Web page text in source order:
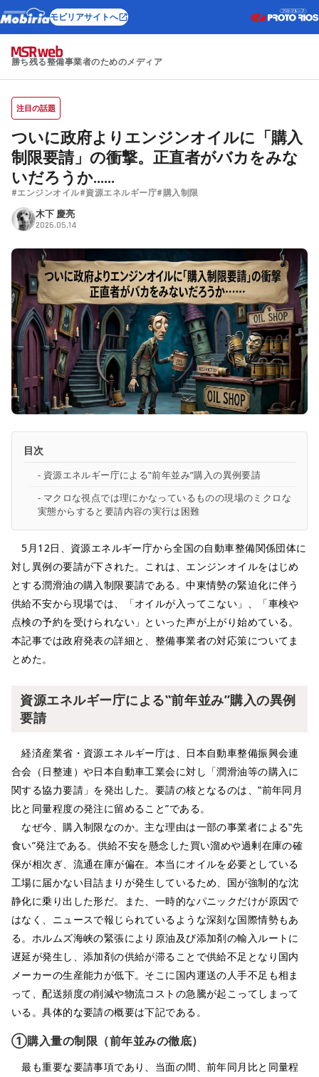
モビリアサイトへ
勝ち残る整備事業者のためのメディア
注目の話題
ついに政府よりエンジンオイルに「購入
制限要請」の衝撃。正直者がバカをみな
いだろうか……
#エンジンオイル#資源エネルギー庁#購入制限
木下 慶亮
2026.05.14
目次
資源エネルギー庁による‟前年並み”購入の異例要請
マクロな視点では理にかなっているものの現場のミクロな
実態からすると要請内容の実行は困難
5月12日、資源エネルギー庁から全国の自動車整備関係団体に
対し異例の要請が下された。これは、エンジンオイルをはじめ
とする潤滑油の購入制限要請である。中東情勢の緊迫化に伴う
供給不安から現場では、「オイルが入ってこない」、「車検や
点検の予約を受けられない」といった声が上がり始めている。
本記事では政府発表の詳細と、整備事業者の対応策についてま
とめた。
資源エネルギー庁による‟前年並み”購入の異例
要請
経済産業省・資源エネルギー庁は、日本自動車整備振興会連
合会（日整連）や日本自動車工業会に対し「潤滑油等の購入に
関する協力要請」を発出した。要請の核となるのは、‟前年同月
比と同量程度の発注に留めること”である。
なぜ今、購入制限なのか。主な理由は一部の事業者による‟先
食い”発注である。供給不安を懸念した買い溜めや過剰在庫の確
保が相次ぎ、流通在庫が偏在。本当にオイルを必要としている
工場に届かない目詰まりが発生しているため、国が強制的な沈
静化に乗り出した形だ。また、一時的なパニックだけが原因で
はなく、ニュースで報じられているような深刻な国際情勢もあ
る。ホルムズ海峡の緊張により原油及び添加剤の輸入ルートに
遅延が発生し、添加剤の供給が滞ることで供給不足となり国内
メーカーの生産能力が低下。そこに国内運送の人手不足も相ま
って、配送頻度の削減や物流コストの急騰が起こってしまって
いる。具体的な要請の概要は下記である。
①購入量の制限（前年並みの徹底）
最も重要な要請事項であり、当面の間、前年同月比と同量程